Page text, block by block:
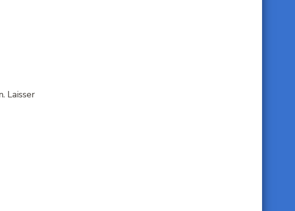
Laisser